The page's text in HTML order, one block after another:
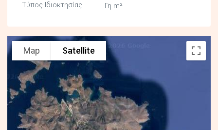
Τύπος Ιδιοκτησίας Γη m²
Map Satellite